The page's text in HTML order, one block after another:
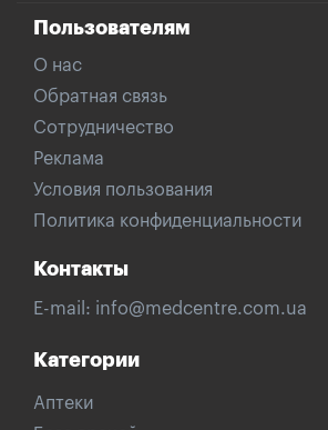
Пользователям
О нас
Обратная связь
Сотрудничество
Реклама
Условия пользования
Политика конфиденциальности
Контакты
E-mail: info@medcentre.com.ua
Категории
Аптеки